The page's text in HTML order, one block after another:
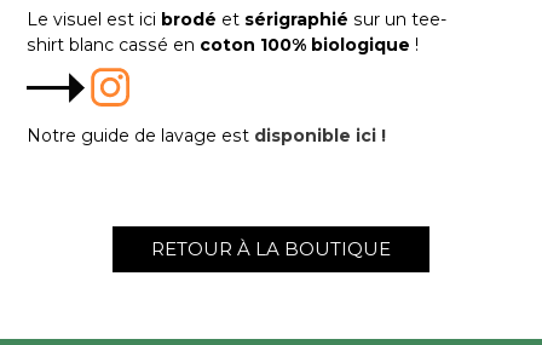
Le visuel est ici brodé et sérigraphié sur un tee-
shirt blanc cassé en coton 100% biologique !
Notre guide de lavage est disponible ici !
RETOUR À LA BOUTIQUE